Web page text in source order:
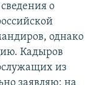
о
однако
Кадыров
из